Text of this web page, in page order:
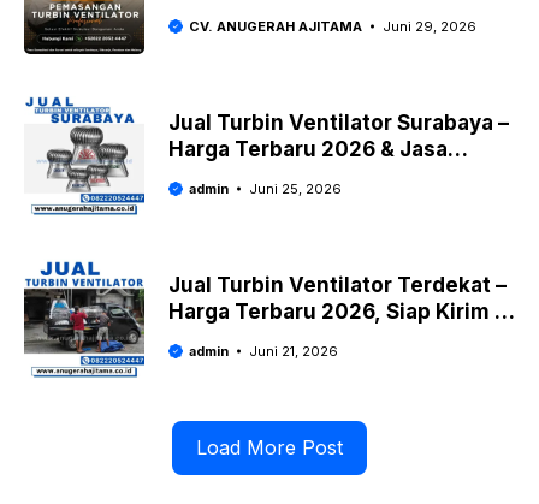
CV. ANUGERAH AJITAMA Juni 29, 2026
Jual Turbin Ventilator Surabaya –
Harga Terbaru 2026 & Jasa
admin Juni 25, 2026
Jual Turbin Ventilator Terdekat –
Harga Terbaru 2026, Siap Kirim &
admin Juni 21, 2026
Load More Post